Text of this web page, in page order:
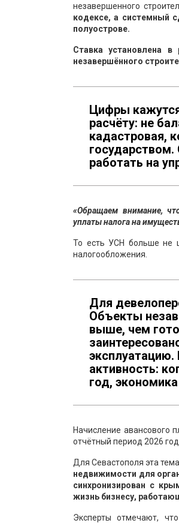
незавершенного
кодексе, а системный
полуострове.
Ставка установлена
незавершённого
Цифры
расчёту: не
кадастровая,
работать на
«Обращаем внимание,
уплаты налога на
То есть УСН больше не
налогообложения.
Для
Объекты
выше, чем
активность:
год,
Начисление авансового
отчётный период 2026
Для Севастополя эта
недвижимости для
синхронизирован с
жизнь бизнесу,
Эксперты отмечают,